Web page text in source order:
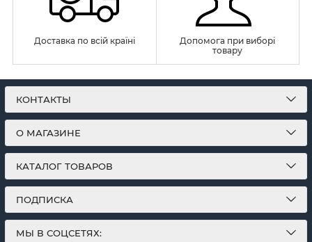
Доставка по всій країні
Допомога при виборі
товару
КОНТАКТЫ
О МАГАЗИНЕ
КАТАЛОГ ТОВАРОВ
ПОДПИСКА
МЫ В СОЦСЕТЯХ: